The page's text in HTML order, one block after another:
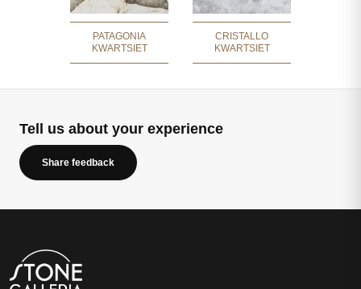
PATAGONIA
KWARTSIET
CRISTALLO
KWARTSIET
Tell us about your experience
Share feedback